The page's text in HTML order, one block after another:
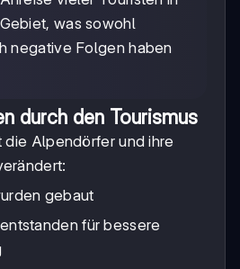
was sowohl
negative Folgen haben
durch den Tourismus
die Alpendörfer und ihre
gebaut
für bessere